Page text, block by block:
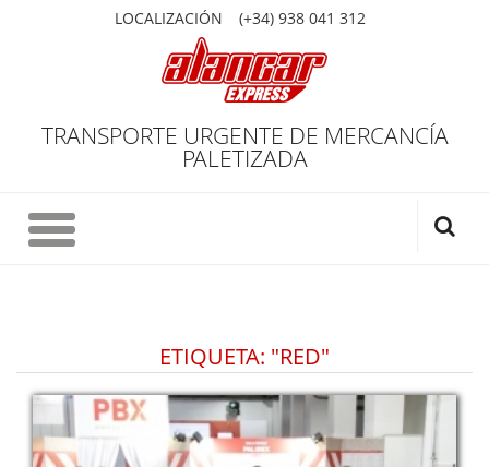
LOCALIZACIÓN (+34) 938 041 312
TRANSPORTE URGENTE DE MERCANCÍA
PALETIZADA
ETIQUETA: "RED"